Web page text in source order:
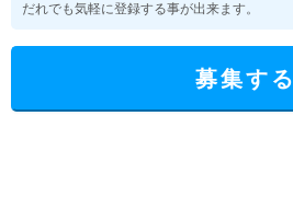
だれでも気軽に登録する事が出来ます。
募集する